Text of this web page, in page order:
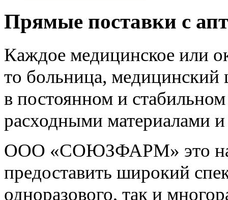
Прямые поставки с
Каждое медицинское или
то больница,
в постоянном и
расходными материалами
ООО «СОЮЗФАРМ» это
предоставить широкий
одноразового, так и